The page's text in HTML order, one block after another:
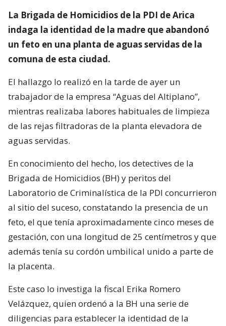
La Brigada de Homicidios de la PDI de Arica
indaga la identidad de la madre que abandonó
un feto en una planta de aguas servidas de la
comuna de esta ciudad.
El hallazgo lo realizó en la tarde de ayer un
trabajador de la empresa “Aguas del Altiplano”,
mientras realizaba labores habituales de limpieza
de las rejas filtradoras de la planta elevadora de
aguas servidas.
En conocimiento del hecho, los detectives de la
Brigada de Homicidios (BH) y peritos del
Laboratorio de Criminalística de la PDI concurrieron
al sitio del suceso, constatando la presencia de un
feto, el que tenía aproximadamente cinco meses de
gestación, con una longitud de 25 centímetros y que
además tenía su cordón umbilical unido a parte de
la placenta.
Este caso lo investiga la fiscal Erika Romero
Velázquez, quien ordenó a la BH una serie de
diligencias para establecer la identidad de la